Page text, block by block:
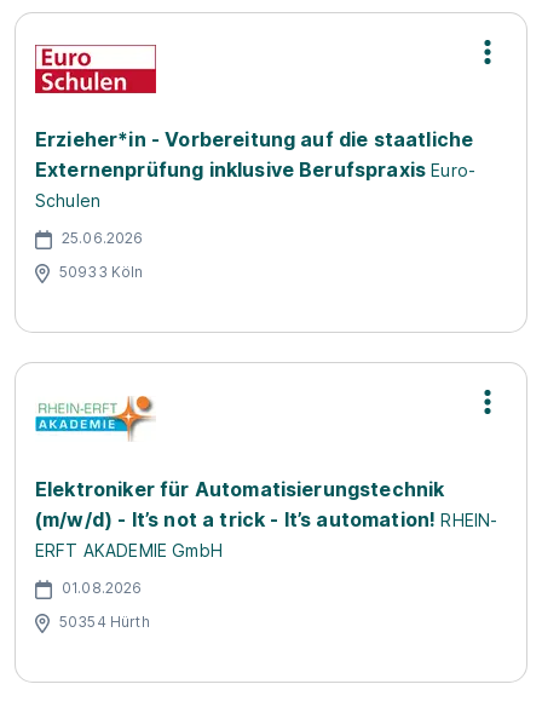
Erzieher*in - Vorbereitung auf die staatliche
Externenprüfung inklusive Berufspraxis Euro-
Schulen
25.06.2026
50933 Köln
Elektroniker für Automatisierungstechnik
(m/w/d) - It’s not a trick - It’s automation! RHEIN-
ERFT AKADEMIE GmbH
01.08.2026
50354 Hürth